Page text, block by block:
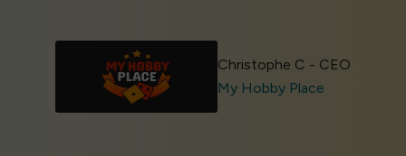
Christophe C - CEO
My Hobby Place